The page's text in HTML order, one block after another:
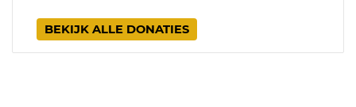
BEKIJK ALLE DONATIES